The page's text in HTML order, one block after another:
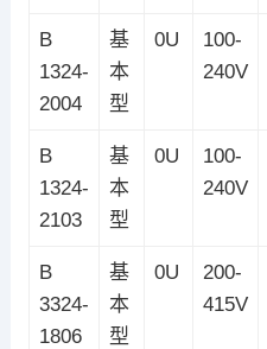
B
1324-
2004
基
本
型
0U
100-
240V
B
1324-
2103
基
本
型
0U
100-
240V
B
3324-
1806
基
本
型
0U
200-
415V